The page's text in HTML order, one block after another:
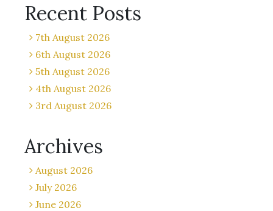
Recent Posts
7th August 2026
6th August 2026
5th August 2026
4th August 2026
3rd August 2026
Archives
August 2026
July 2026
June 2026